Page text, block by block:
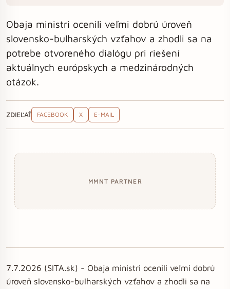
Obaja ministri ocenili veľmi dobrú úroveň
slovensko-bulharských vzťahov a zhodli sa na
potrebe otvoreného dialógu pri riešení
aktuálnych európskych a medzinárodných
otázok.
ZDIEĽAŤ FACEBOOK X E-MAIL
MMNT PARTNER
7.7.2026 (SITA.sk) - Obaja ministri ocenili veľmi dobrú
úroveň slovensko-bulharských vzťahov a zhodli sa na